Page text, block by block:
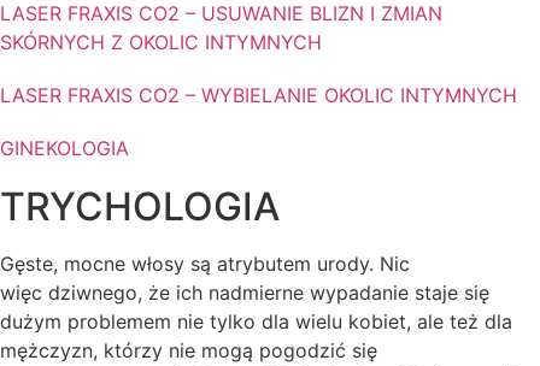
LASER FRAXIS CO2 – USUWANIE BLIZN I ZMIAN
SKÓRNYCH Z OKOLIC INTYMNYCH
LASER FRAXIS CO2 – WYBIELANIE OKOLIC INTYMNYCH
GINEKOLOGIA
TRYCHOLOGIA
Gęste, mocne włosy są atrybutem urody. Nic
więc dziwnego, że ich nadmierne wypadanie staje się
dużym problemem nie tylko dla wielu kobiet, ale też dla
mężczyzn, którzy nie mogą pogodzić się